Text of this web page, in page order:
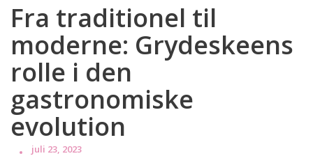
Fra traditionel til
moderne: Grydeskeens
rolle i den
gastronomiske
evolution
juli 23, 2023